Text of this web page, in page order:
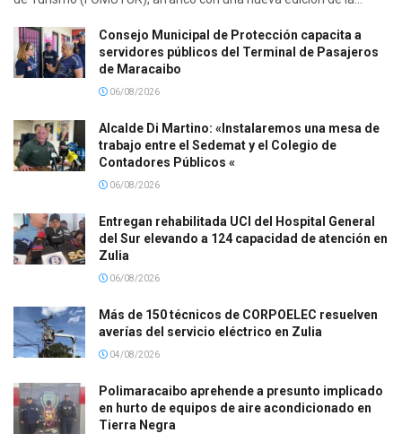
Consejo Municipal de Protección capacita a
servidores públicos del Terminal de Pasajeros
de Maracaibo
06/08/2026
Alcalde Di Martino: «Instalaremos una mesa de
trabajo entre el Sedemat y el Colegio de
Contadores Públicos «
06/08/2026
Entregan rehabilitada UCI del Hospital General
del Sur elevando a 124 capacidad de atención en
Zulia
06/08/2026
Más de 150 técnicos de CORPOELEC resuelven
averías del servicio eléctrico en Zulia
04/08/2026
Polimaracaibo aprehende a presunto implicado
en hurto de equipos de aire acondicionado en
Tierra Negra